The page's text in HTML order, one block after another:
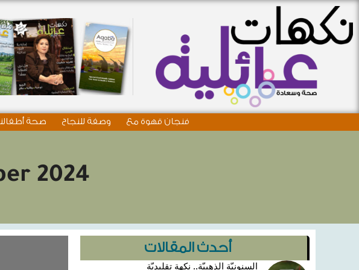
فنجان قهوة مع وصفة للنجاح صحة
2024
أحدث المقالات
السنونيّة الذهبيّة.. نكهة تقليديّة